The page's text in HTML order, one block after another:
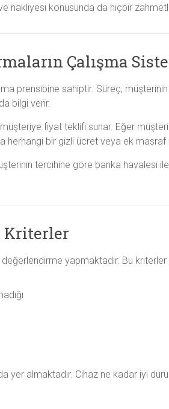
nakliyesi konusunda da hiçbir
Çalışma
prensibine sahiptir. Süreç,
bilgi verir.
fiyat teklifi sunar. Eğer
herhangi bir gizli ücret veya ek masraf
tercihine göre banka havalesi
Kriterler
yapmaktadır. Bu kriterler
yer almaktadır. Cihaz ne kadar iyi